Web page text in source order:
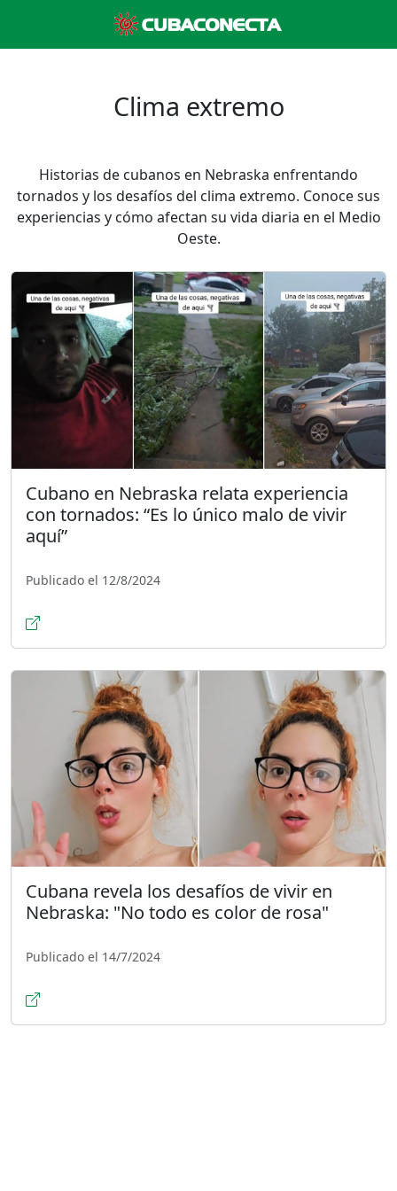
Clima extremo
Historias de cubanos en Nebraska enfrentando
tornados y los desafíos del clima extremo. Conoce sus
experiencias y cómo afectan su vida diaria en el Medio
Oeste.
Cubano en Nebraska relata experiencia
con tornados: “Es lo único malo de vivir
aquí”
Publicado el 12/8/2024
Cubana revela los desafíos de vivir en
Nebraska: "No todo es color de rosa"
Publicado el 14/7/2024